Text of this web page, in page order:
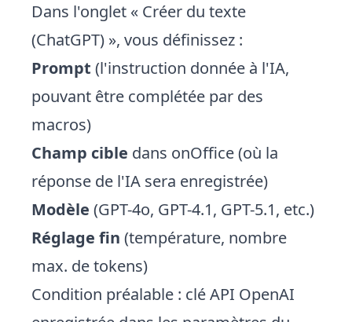
Dans l'onglet « Créer du texte
(ChatGPT) », vous définissez :
Prompt (l'instruction donnée à l'IA,
pouvant être complétée par des
macros)
Champ cible dans onOffice (où la
réponse de l'IA sera enregistrée)
Modèle (GPT-4o, GPT-4.1, GPT-5.1, etc.)
Réglage fin (température, nombre
max. de tokens)
Condition préalable : clé API OpenAI